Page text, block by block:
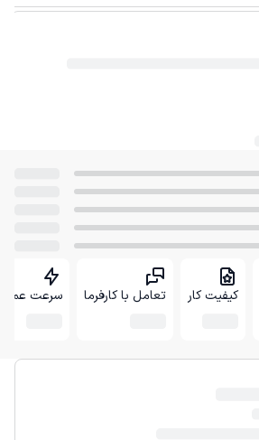
کیفیت کار تعامل با کارفرما سرعت عمل